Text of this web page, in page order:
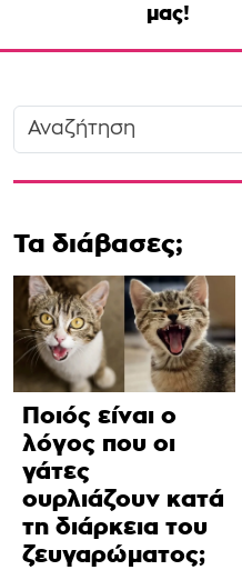
μας!
Τα διάβασες;
Ποιός είναι ο
λόγος που οι
γάτες
ουρλιάζουν κατά
τη διάρκεια του
ζευγαρώματος;